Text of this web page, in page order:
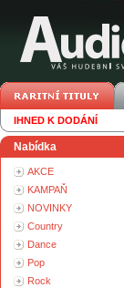
IHNED K DODÁNÍ
Nabídka
AKCE
KAMPAŇ
NOVINKY
Country
Dance
Pop
Rock